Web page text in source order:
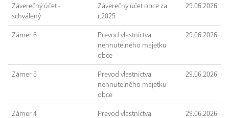
Záverečný účet -
schválený
Záverečný účet obce za
r.2025
29.06.2026
Zámer 6
Prevod vlastníctva
nehnuteľného majetku
obce
29.06.2026
Zámer 5
Prevod vlastníctva
nehnuteľného majetku
obce
29.06.2026
Zámer 4
Prevod vlastníctva
29.06.2026